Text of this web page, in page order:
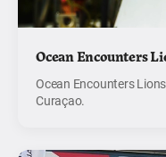
Ocean Encounters
Ocean Encounters
Curaçao.